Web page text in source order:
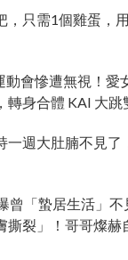
，只需1個雞蛋，
動會慘遭無視！愛
轉身合體 KAI 大跳
一週大肚腩不見了
曾「蟄居生活」不
撕裂」！哥哥燦赫